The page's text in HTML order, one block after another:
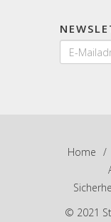
Home /
© 2021